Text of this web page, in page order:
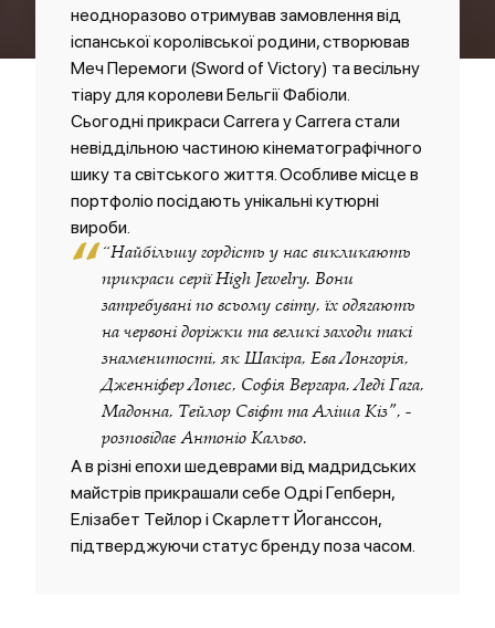
СПЕЦПРОЄКТ
неодноразово отримував замовлення від
іспанської королівської родини, створював
Меч Перемоги (Sword of Victory) та весільну
тіару для королеви Бельгії Фабіоли.
Сьогодні прикраси Carrera y Carrera стали
невіддільною частиною кінематографічного
шику та світського життя. Особливе місце в
портфоліо посідають унікальні кутюрні
вироби.
“ “Найбільшу гордість у нас викликають
прикраси серії High Jewelry. Вони
затребувані по всьому світу, їх одягають
на червоні доріжки та великі заходи такі
знаменитості, як Шакіра, Ева Лонгорія,
Дженніфер Лопес, Софія Вергара, Леді Гага,
Мадонна, Тейлор Свіфт та Аліша Кіз", -
розповідає Антоніо Кальво.
А в різні епохи шедеврами від мадридських
майстрів прикрашали себе Одрі Гепберн,
Елізабет Тейлор і Скарлетт Йоганссон,
підтверджуючи статус бренду поза часом.